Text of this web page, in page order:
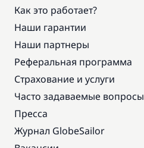
Как это работает?
Наши гарантии
Наши партнеры
Реферальная программа
Страхование и услуги
Часто задаваемые вопросы
Пресса
Журнал GlobeSailor